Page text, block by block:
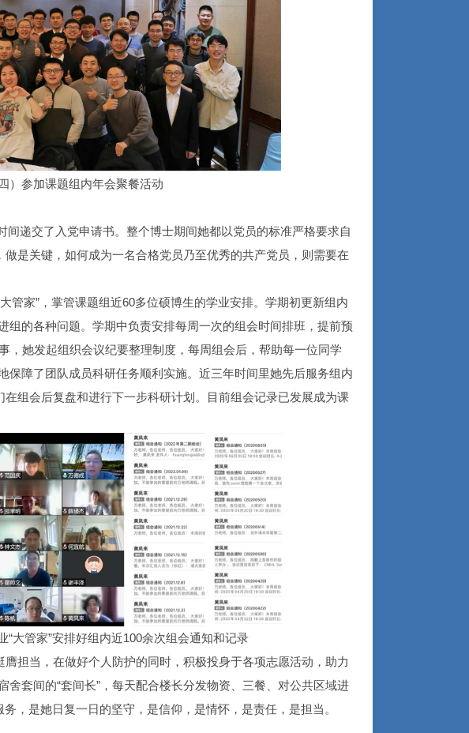
）参加课题组内年会聚餐活动
递交了入党申请书。整个博士期间她都以党员的标准严格要求自
是关键，如何成为一名合格党员乃至优秀的共产党员，则需要在
家”，掌管课题组近60多位硕博生的学业安排。学期初更新组内
组的各种问题。学期中负责安排每周一次的组会时间排班，提前预
，她发起组织会议纪要整理制度，每周组会后，帮助每一位同学
保障了团队成员科研任务顺利实施。近三年时间里她先后服务组内
组会后复盘和进行下一步科研计划。目前组会记录已发展成为课
管家”安排好组内近100余次组会通知和记录
担当，在做好个人防护的同时，积极投身于各项志愿活动，助力
套间的“套间长”，每天配合楼长分发物资、三餐、对公共区域进
，是她日复一日的坚守，是信仰，是情怀，是责任，是担当。